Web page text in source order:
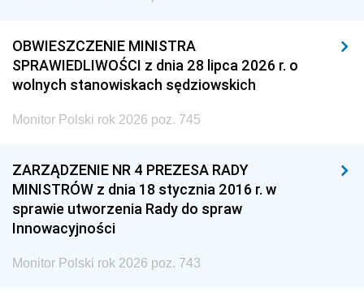
OBWIESZCZENIE MINISTRA
SPRAWIEDLIWOŚCI z dnia 28 lipca 2026 r. o
wolnych stanowiskach sędziowskich
Monitor Polski rok 2026 poz. 745
ZARZĄDZENIE NR 4 PREZESA RADY
MINISTRÓW z dnia 18 stycznia 2016 r. w
sprawie utworzenia Rady do spraw
Innowacyjności
Monitor Polski rok 2026 poz. 743